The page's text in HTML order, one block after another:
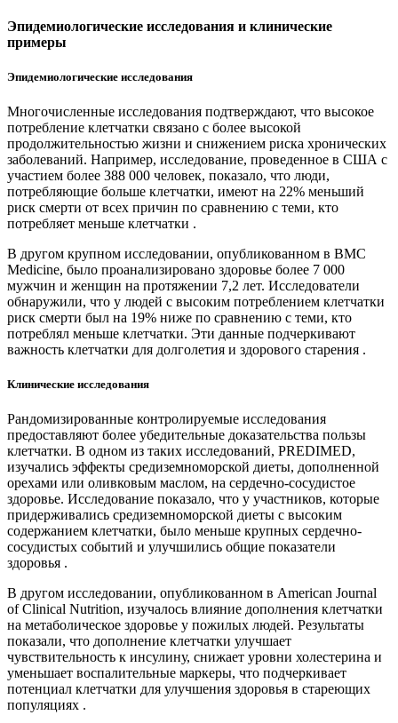
Эпидемиологические исследования и клинические
примеры
Эпидемиологические исследования
Многочисленные исследования подтверждают, что высокое
потребление клетчатки связано с более высокой
продолжительностью жизни и снижением риска хронических
заболеваний. Например, исследование, проведенное в США с
участием более 388 000 человек, показало, что люди,
потребляющие больше клетчатки, имеют на 22% меньший
риск смерти от всех причин по сравнению с теми, кто
потребляет меньше клетчатки .
В другом крупном исследовании, опубликованном в BMC
Medicine, было проанализировано здоровье более 7 000
мужчин и женщин на протяжении 7,2 лет. Исследователи
обнаружили, что у людей с высоким потреблением клетчатки
риск смерти был на 19% ниже по сравнению с теми, кто
потреблял меньше клетчатки. Эти данные подчеркивают
важность клетчатки для долголетия и здорового старения .
Клинические исследования
Рандомизированные контролируемые исследования
предоставляют более убедительные доказательства пользы
клетчатки. В одном из таких исследований, PREDIMED,
изучались эффекты средиземноморской диеты, дополненной
орехами или оливковым маслом, на сердечно-сосудистое
здоровье. Исследование показало, что у участников, которые
придерживались средиземноморской диеты с высоким
содержанием клетчатки, было меньше крупных сердечно-
сосудистых событий и улучшились общие показатели
здоровья .
В другом исследовании, опубликованном в American Journal
of Clinical Nutrition, изучалось влияние дополнения клетчатки
на метаболическое здоровье у пожилых людей. Результаты
показали, что дополнение клетчатки улучшает
чувствительность к инсулину, снижает уровни холестерина и
уменьшает воспалительные маркеры, что подчеркивает
потенциал клетчатки для улучшения здоровья в стареющих
популяциях .